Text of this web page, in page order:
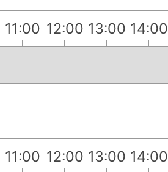
11:00 12:00 13:00 14:00
11:00 12:00 13:00 14:00